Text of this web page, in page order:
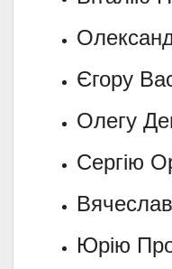
Єгору
Олегу
Сергію
Юрію